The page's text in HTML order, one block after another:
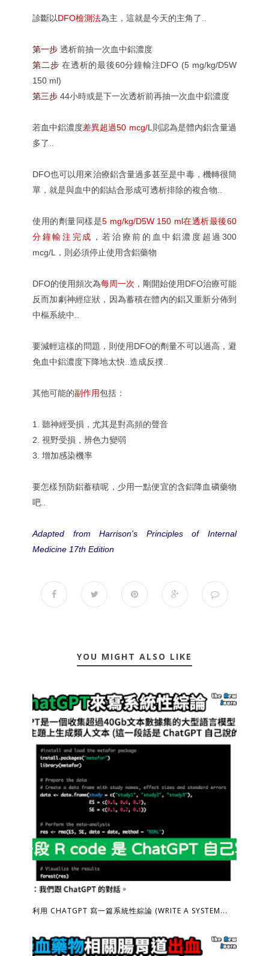
診斷以DFO檢測法為主，這就是今天的主角了..
第一步 透析前抽一次血中鋁濃度
第二步 在透析的最後60分鐘輸注DFO (5 mg/kg/D5W
150 ml)
第三步 44小時或是下一次透析前再抽一次血中鋁濃度
若血中鋁濃度差異超過50 mcg/L 則認為是體內鋁含量過
多了..
DFO也可以用來治療鋁含量過多甚至是中毒，機轉很簡
單，就是與血中的鋁結合形成可透析排除的複合物..
使用的劑量同樣是5 mg/kg/D5W 150 ml在透析最後60
分鐘輸注完成 ，若治療前的血中鋁濃度超過300
mcg/L，則必須停止使用含鋁藥物
DFO的使用頻次為每周一次 ，剛開始使用DFO治療可能
反而加劇神經症狀，因為蓄積在體內的鋁又重新分佈到
中樞系統中..
要減輕這樣的問題，則使用DFO的劑量不可以過高，避
免血中鋁濃度下降地太快..造成反撲..
其他可能的副作用包括：
1. 聽神經受損，尤其是對高頻的聲音
2. 視野受損，辨色力變弱
3. 增加感染機率
要怎樣預防鋁蓄積呢，少用一點便宜的含鋁降血磷藥物
吧..
Adapted from Harrison's Principles of Internal
Medicine 17th Edition
YOU MIGHT ALSO LIKE
利用 CHATGPT 寫一篇系統性綜論 (WRITE A SYSTEM...